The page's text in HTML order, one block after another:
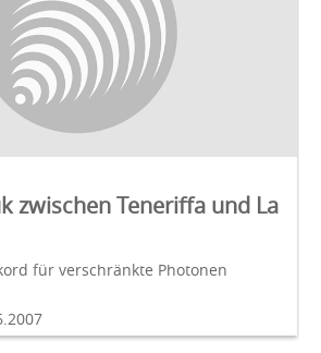
zwischen Teneriffa und La
für verschränkte Photonen